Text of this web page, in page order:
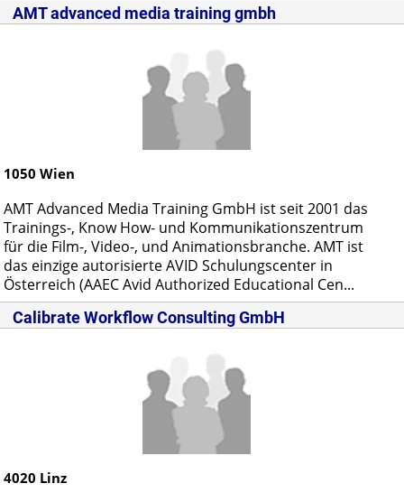
AMT advanced media training gmbh
1050 Wien
AMT Advanced Media Training GmbH ist seit 2001 das
Trainings-, Know How- und Kommunikationszentrum
für die Film-, Video-, und Animationsbranche. AMT ist
das einzige autorisierte AVID Schulungscenter in
Österreich (AAEC Avid Authorized Educational Cen...
Calibrate Workflow Consulting GmbH
4020 Linz